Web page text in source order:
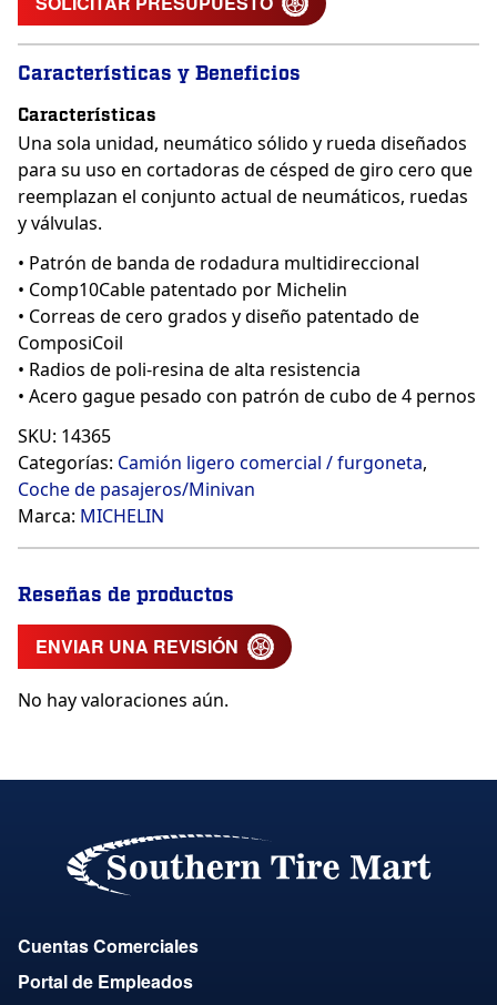
Características y Beneficios
Características
Una sola unidad, neumático sólido y rueda diseñados
para su uso en cortadoras de césped de giro cero que
reemplazan el conjunto actual de neumáticos, ruedas
y válvulas.
• Patrón de banda de rodadura multidireccional
• Comp10Cable patentado por Michelin
• Correas de cero grados y diseño patentado de
ComposiCoil
• Radios de poli-resina de alta resistencia
• Acero gague pesado con patrón de cubo de 4 pernos
SKU: 14365
Categorías: Camión ligero comercial / furgoneta,
Coche de pasajeros/Minivan
Marca: MICHELIN
Reseñas de productos
ENVIAR UNA REVISIÓN
No hay valoraciones aún.
Cuentas Comerciales
Portal de Empleados